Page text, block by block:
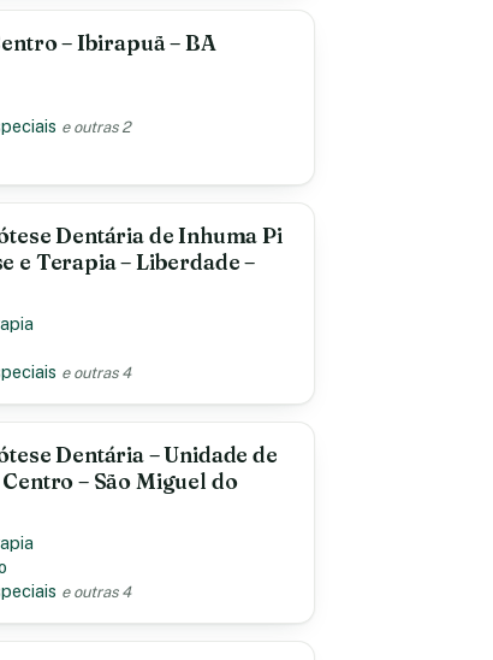
– Ibirapuã – BA
e outras 2
Dentária de Inhuma Pi
e Terapia – Liberdade –
e outras 4
Dentária – Unidade de
– São Miguel do
e outras 4